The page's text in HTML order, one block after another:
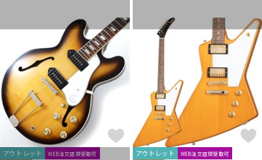
アウトレット WEB注文店頭受取可 アウトレット WEB注文店頭受取可